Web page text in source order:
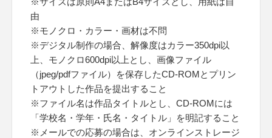
由
※モノクロ・カラー・画材は不問
※デジタル制作の場合、解像度はカラー350dpi以
上、モノクロ600dpi以上とし、画像ファイル
（jpeg/pdfファイル）を保存したCD-ROMとプリン
トアウトした作品を提出すること
※ファイル名は作品タイトルとし、CD-ROMには
「学校名・学年・氏名・タイトル」を明記すること
※メールでの応募の場合は、オンラインストレージ